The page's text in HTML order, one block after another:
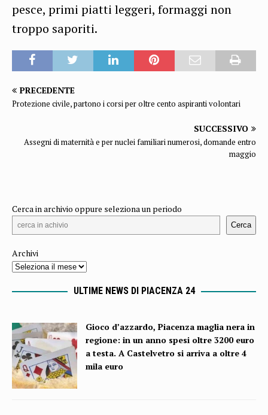
pesce, primi piatti leggeri, formaggi non
troppo saporiti.
PRECEDENTE
Protezione civile, partono i corsi per oltre cento aspiranti volontari
SUCCESSIVO
Assegni di maternità e per nuclei familiari numerosi, domande entro
maggio
Cerca in archivio oppure seleziona un periodo
Cerca
Archivi
ULTIME NEWS DI PIACENZA 24
Gioco d’azzardo, Piacenza maglia nera in
regione: in un anno spesi oltre 3200 euro
a testa. A Castelvetro si arriva a oltre 4
mila euro